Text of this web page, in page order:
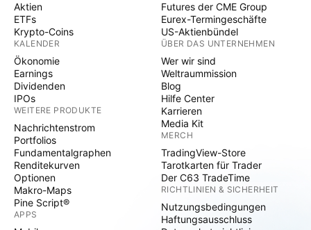
Aktien
ETFs
Krypto-Coins
KALENDER
Ökonomie
Earnings
Dividenden
IPOs
WEITERE PRODUKTE
Nachrichtenstrom
Portfolios
Fundamentalgraphen
Renditekurven
Optionen
Makro-Maps
Pine Script®
APPS
Futures der CME Group
Eurex-Termingeschäfte
US-Aktienbündel
ÜBER DAS UNTERNEHMEN
Wer wir sind
Weltraummission
Blog
Hilfe Center
Karrieren
Media Kit
MERCH
TradingView-Store
Tarotkarten für Trader
Der C63 TradeTime
RICHTLINIEN & SICHERHEIT
Nutzungsbedingungen
Haftungsausschluss